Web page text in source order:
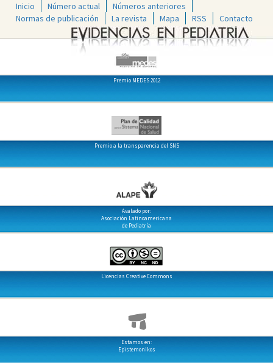
Inicio Número actual
Números anteriores
Normas de publicación
La revista Mapa RSS Contacto
Premio MEDES 2012
Premio a la transparencia del SNS
Avalado por:
Asociación Latinoamericana
de Pediatría
Licencias Creative Commons
Estamos en:
Epistemonikos